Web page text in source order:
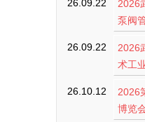
26.09.22
2026
泵阀
26.09.22
2026
术工
26.10.12
2026
博览